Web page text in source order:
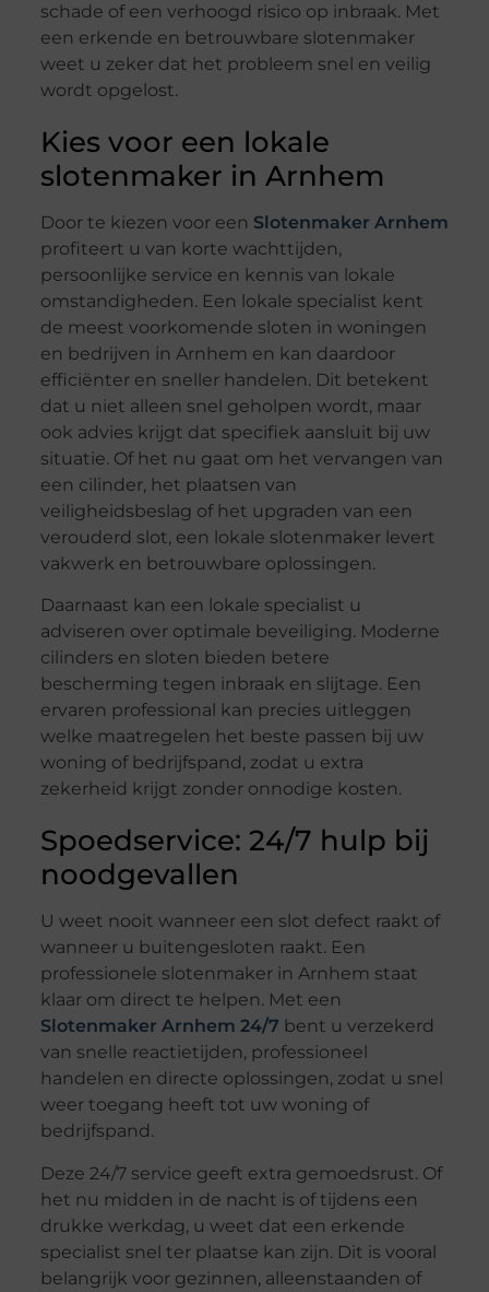
schade of een verhoogd risico op inbraak. Met
een erkende en betrouwbare slotenmaker
weet u zeker dat het probleem snel en veilig
wordt opgelost.
Kies voor een lokale
slotenmaker in Arnhem
Door te kiezen voor een Slotenmaker Arnhem
profiteert u van korte wachttijden,
persoonlijke service en kennis van lokale
omstandigheden. Een lokale specialist kent
de meest voorkomende sloten in woningen
en bedrijven in Arnhem en kan daardoor
efficiënter en sneller handelen. Dit betekent
dat u niet alleen snel geholpen wordt, maar
ook advies krijgt dat specifiek aansluit bij uw
situatie. Of het nu gaat om het vervangen van
een cilinder, het plaatsen van
veiligheidsbeslag of het upgraden van een
verouderd slot, een lokale slotenmaker levert
vakwerk en betrouwbare oplossingen.
Daarnaast kan een lokale specialist u
adviseren over optimale beveiliging. Moderne
cilinders en sloten bieden betere
bescherming tegen inbraak en slijtage. Een
ervaren professional kan precies uitleggen
welke maatregelen het beste passen bij uw
woning of bedrijfspand, zodat u extra
zekerheid krijgt zonder onnodige kosten.
Spoedservice: 24/7 hulp bij
noodgevallen
U weet nooit wanneer een slot defect raakt of
wanneer u buitengesloten raakt. Een
professionele slotenmaker in Arnhem staat
klaar om direct te helpen. Met een
Slotenmaker Arnhem 24/7 bent u verzekerd
van snelle reactietijden, professioneel
handelen en directe oplossingen, zodat u snel
weer toegang heeft tot uw woning of
bedrijfspand.
Deze 24/7 service geeft extra gemoedsrust. Of
het nu midden in de nacht is of tijdens een
drukke werkdag, u weet dat een erkende
specialist snel ter plaatse kan zijn. Dit is vooral
belangrijk voor gezinnen, alleenstaanden of